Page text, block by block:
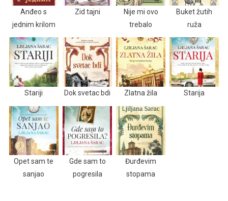
Anđeo s
jednim krilom
Zid tajni
Nije mi ovo
trebalo
Buket žutih
ruža
Stariji Dok svetac bdi Zlatna žila Starija
Opet sam te
sanjao
Gde sam to
pogresila
Đurđevim
stopama